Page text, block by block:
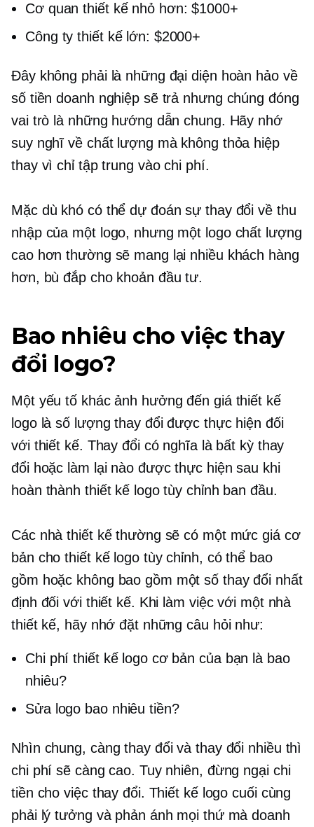
Cơ quan thiết kế nhỏ hơn: $1000+
Công ty thiết kế lớn: $2000+
Đây không phải là những đại diện hoàn hảo về
số tiền doanh nghiệp sẽ trả nhưng chúng đóng
vai trò là những hướng dẫn chung. Hãy nhớ
suy nghĩ về chất lượng mà không thỏa hiệp
thay vì chỉ tập trung vào chi phí.
Mặc dù khó có thể dự đoán sự thay đổi về thu
nhập của một logo, nhưng một logo chất lượng
cao hơn thường sẽ mang lại nhiều khách hàng
hơn, bù đắp cho khoản đầu tư.
Bao nhiêu cho việc thay
đổi logo?
Một yếu tố khác ảnh hưởng đến giá thiết kế
logo là số lượng thay đổi được thực hiện đối
với thiết kế. Thay đổi có nghĩa là bất kỳ thay
đổi hoặc làm lại nào được thực hiện sau khi
hoàn thành thiết kế logo tùy chỉnh ban đầu.
Các nhà thiết kế thường sẽ có một mức giá cơ
bản cho thiết kế logo tùy chỉnh, có thể bao
gồm hoặc không bao gồm một số thay đổi nhất
định đối với thiết kế. Khi làm việc với một nhà
thiết kế, hãy nhớ đặt những câu hỏi như:
Chi phí thiết kế logo cơ bản của bạn là bao
nhiêu?
Sửa logo bao nhiêu tiền?
Nhìn chung, càng thay đổi và thay đổi nhiều thì
chi phí sẽ càng cao. Tuy nhiên, đừng ngại chi
tiền cho việc thay đổi. Thiết kế logo cuối cùng
phải lý tưởng và phản ánh mọi thứ mà doanh